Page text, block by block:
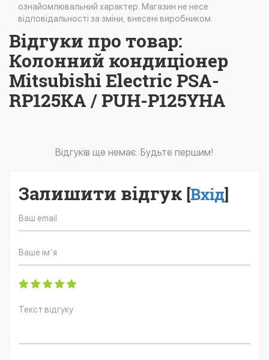
ознайомлювальний характер. Магазин не несе
відповідальності за зміни, внесені виробником.
Відгуки про товар:
Колонний кондиціонер
Mitsubishi Electric PSA-
RP125KA / PUH-P125YHA
Відгуків ще немає. Будьте першим!
Залишити відгук [Вхід]